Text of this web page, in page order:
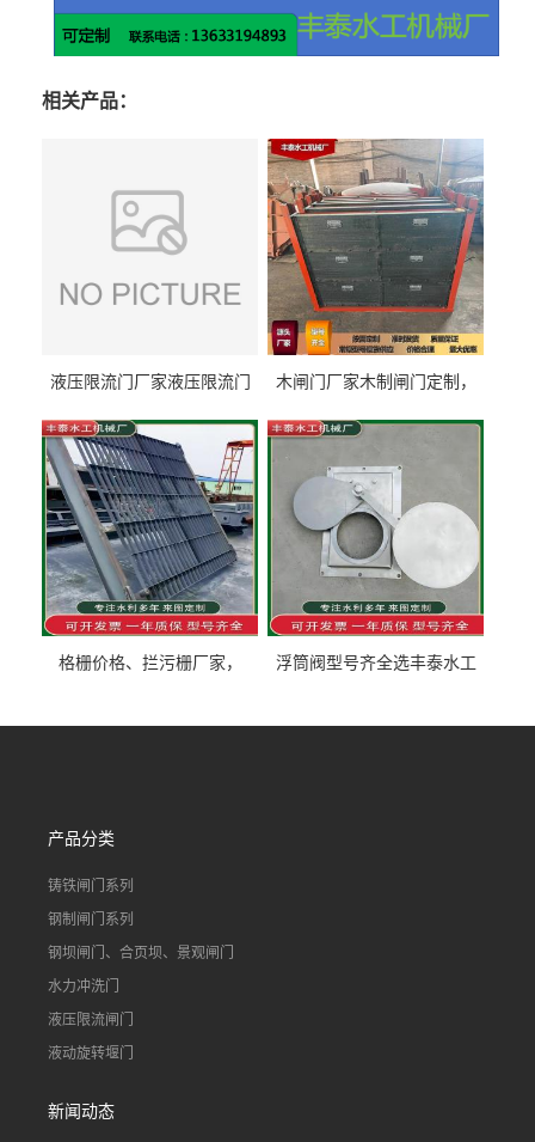
相关产品：
液压限流门厂家液压限流门
泰制造
木闸门厂家木制闸门定制，
型号齐全
格栅价格、拦污栅厂家，
浮筒阀型号齐全选丰泰水工
道水库电站污水处理钢制闸
产品分类
铸铁闸门系列
钢制闸门系列
钢坝闸门、合页坝、景观闸门
水力冲洗门
液压限流闸门
液动旋转堰门
新闻动态